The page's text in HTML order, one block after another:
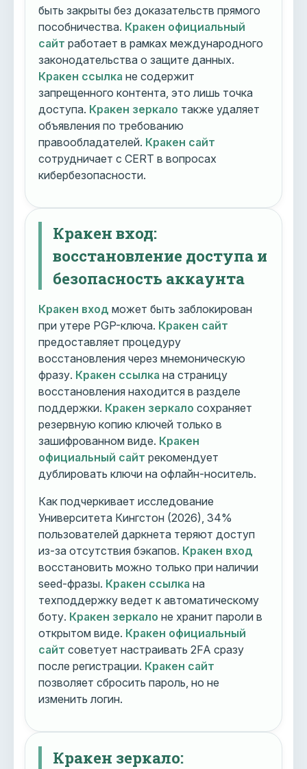
быть закрыты без доказательств прямого
пособничества. Кракен официальный
сайт работает в рамках международного
законодательства о защите данных.
Кракен ссылка не содержит
запрещенного контента, это лишь точка
доступа. Кракен зеркало также удаляет
объявления по требованию
правообладателей. Кракен сайт
сотрудничает с CERT в вопросах
кибербезопасности.
Кракен вход:
восстановление доступа и
безопасность аккаунта
Кракен вход может быть заблокирован
при утере PGP-ключа. Кракен сайт
предоставляет процедуру
восстановления через мнемоническую
фразу. Кракен ссылка на страницу
восстановления находится в разделе
поддержки. Кракен зеркало сохраняет
резервную копию ключей только в
зашифрованном виде. Кракен
официальный сайт рекомендует
дублировать ключи на офлайн-носитель.
Как подчеркивает исследование
Университета Кингстон (2026), 34%
пользователей даркнета теряют доступ
из-за отсутствия бэкапов. Кракен вход
восстановить можно только при наличии
seed-фразы. Кракен ссылка на
техподдержку ведет к автоматическому
боту. Кракен зеркало не хранит пароли в
открытом виде. Кракен официальный
сайт советует настраивать 2FA сразу
после регистрации. Кракен сайт
позволяет сбросить пароль, но не
изменить логин.
Кракен зеркало: